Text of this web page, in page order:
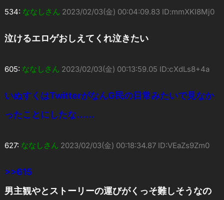
534: ななしさん 2023/02/03(金) 00:04:09.83 ID:mmXKI8Mj0
泣けるエロゲおしえてくれ泣きたい
605: ななしさん 2023/02/03(金) 00:13:59.05 ID:cXdLs8+4a
いぬすくはTwitterがなんG民の日常みたいで見なか
ったことにしたな……
627: ななしさん 2023/02/03(金) 00:18:34.87 ID:VEaZs9Zm0
>>615
男主観やとストーリーの運びがくっそ難しそうなの